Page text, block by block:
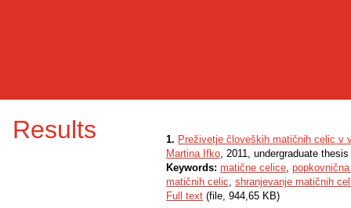
Results 1. Preživetje človeških matičnih celic v
Martina Ifko, 2011, undergraduate thesis
Keywords: matične celice,
matičnih celic, shranjevanje matičnih
Full text (file, 944,65 KB)